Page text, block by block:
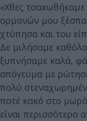
«Χθες
ορμονών μου
χτύπησα και του
Δε μιλήσαμε
ξυπνήσαμε καλά,
απόγευμα με
πολύ
ποτέ κακό στο
είναι περισσότερο